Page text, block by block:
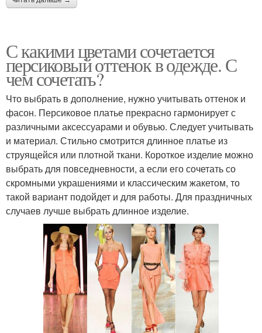
С какими цветами сочетается
персиковый оттенок в одежде. С
чем сочетать?
Что выбрать в дополнение, нужно учитывать оттенок и
фасон. Персиковое платье прекрасно гармонирует с
различными аксессуарами и обувью. Следует учитывать
и материал. Стильно смотрится длинное платье из
струящейся или плотной ткани. Короткое изделие можно
выбрать для повседневности, а если его сочетать со
скромными украшениями и классическим жакетом, то
такой вариант подойдет и для работы. Для праздничных
случаев лучше выбрать длинное изделие.